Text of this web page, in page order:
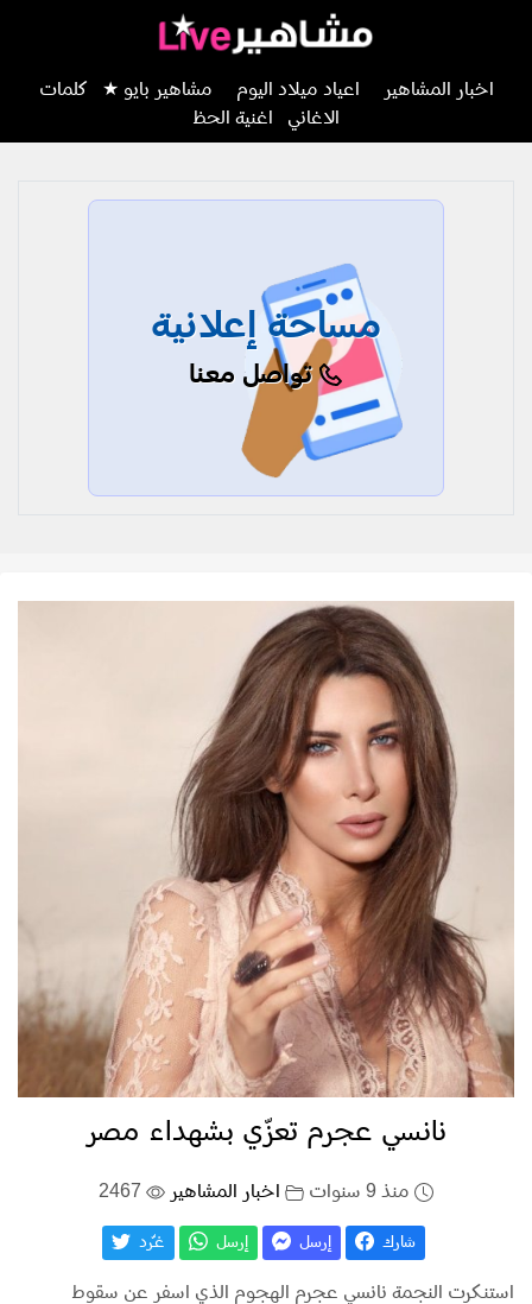
اخبار المشاهير اعياد ميلاد اليوم مشاهير بايو ★
كلمات
الاغاني
اغنية الحظ
مساحة إعلانية
تواصل معنا
نانسي عجرم تعزّي بشهداء مصر
منذ 9 سنوات اخبار المشاهير
شارك إرسل إرسل غـّرد
استنكرت النجمة نانسي عجرم الهجوم الذي اسفر عن سقوط